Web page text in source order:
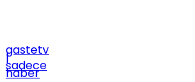
gastetv
|
sadece
haber